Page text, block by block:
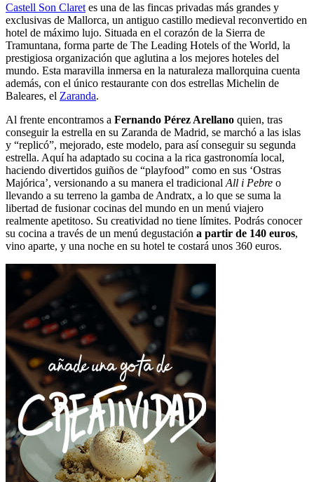
Castell Son Claret es una de las fincas privadas más grandes y
exclusivas de Mallorca, un antiguo castillo medieval reconvertido en
hotel de máximo lujo. Situada en el corazón de la Sierra de
Tramuntana, forma parte de The Leading Hotels of the World, la
prestigiosa organización que aglutina a los mejores hoteles del
mundo. Esta maravilla inmersa en la naturaleza mallorquina cuenta
además, con el único restaurante con dos estrellas Michelin de
Baleares, el Zaranda.
Al frente encontramos a Fernando Pérez Arellano quien, tras
conseguir la estrella en su Zaranda de Madrid, se marchó a las islas
y “replicó”, mejorado, este modelo, para así conseguir su segunda
estrella. Aquí ha adaptado su cocina a la rica gastronomía local,
haciendo divertidos guiños de “playfood” como en sus ‘Ostras
Majórica’, versionando a su manera el tradicional All i Pebre o
llevando a su terreno la gamba de Andratx, a lo que se suma la
libertad de fusionar cocinas del mundo en un menú viajero
realmente apetitoso. Su creatividad no tiene límites. Podrás conocer
su cocina a través de un menú degustación a partir de 140 euros,
vino aparte, y una noche en su hotel te costará unos 360 euros.